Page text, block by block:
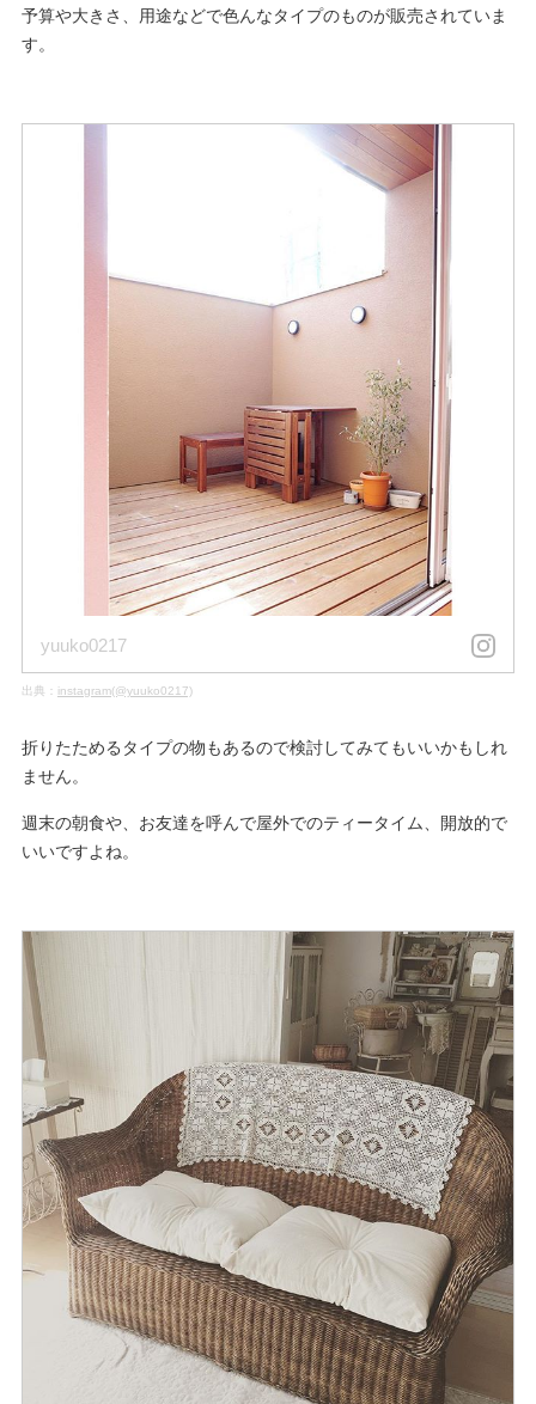
予算や大きさ、用途などで色んなタイプのものが販売されていま
す。
yuuko0217
出典： instagram(@yuuko0217)
折りたためるタイプの物もあるので検討してみてもいいかもしれ
ません。
週末の朝食や、お友達を呼んで屋外でのティータイム、開放的で
いいですよね。